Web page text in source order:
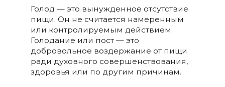
Голод — это вынужденное отсутствие
пищи. Он не считается намеренным
или контролируемым действием.
Голодание или пост — это
добровольное воздержание от пищи
ради духовного совершенствования,
здоровья или по другим причинам.